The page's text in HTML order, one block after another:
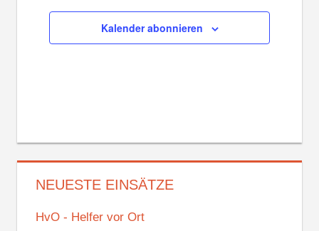
Kalender abonnieren
NEUESTE EINSÄTZE
HvO - Helfer vor Ort